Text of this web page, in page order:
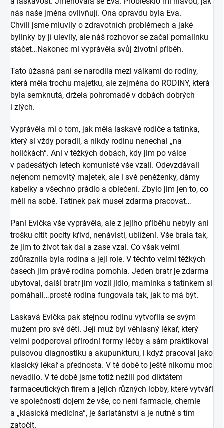
nás naše jména ovlivňují. Ona opravdu byla Eva.
Chvíli jsme mluvily o zdravotních problémech a jaké
bylinky by jí ulevily, ale náš rozhovor se začal pomalinku
stáčet…Nakonec mi vyprávěla svůj životní příběh.
Tato úžasná paní se narodila mezi válkami do rodiny,
která měla trochu majetku, ale zejména do RODINY, která
byla semknutá, držela pohromadě v dobách dobrých
i zlých.
Vyprávěla mi o tom, jak měla laskavé rodiče a tatínka,
který si vždy poradil, a nikdy rodinu nenechal „na
holičkách“. Ani v těžkých dobách, kdy jim po válce
v padesátých letech komunisté vše vzali. Odevzdávali
nejenom nemovitý majetek, ale i své peněženky, dámy
kabelky a všechno prádlo a oblečení. Zbylo jim jen to, co
měli na sobě. Tatínek pak musel zdarma pracovat…
Paní Evička vše vyprávěla, ale z jejího příběhu nebyly ani
trošku cítit pocity křivd, nenávisti, ublížení. Vše brala tak,
že jim to život tak dal a zase vzal. Co však velmi
zdůraznila byla rodina a její role. V těchto velmi těžkých
časech jim právě rodina pomohla. Jeden bratr je zdarma
ubytoval, další bratr jim vozil jídlo, maminka s tatínkem si
pomáhali…prostě rodina fungovala tak, jak to má být.
Laskavá Evička pak stejnou rodinu vytvořila se svým
mužem pro své děti. Její muž byl věhlasný lékař, který
velmi podporoval přírodní formy léčby a sám praktikoval
pulsovou diagnostiku a akupunkturu, i když pracoval jako
klasický lékař a přednosta. V té době to ještě nikomu moc
nevadilo. V té době jsme totiž nežili pod diktátem
farmaceutických firem a jejich různých lobby, které vytváří
ve společnosti dojem že vše, co není farmacie, chemie
a „klasická medicína“, je šarlatánství a je nutné s tím
zatočit.